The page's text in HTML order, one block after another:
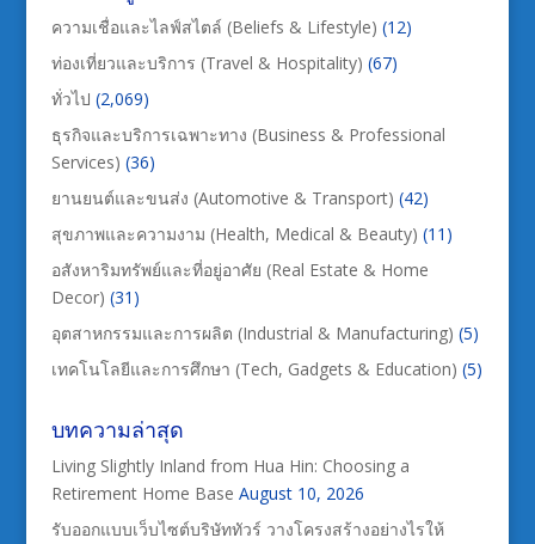
ความเชื่อและไลฟ์สไตล์ (Beliefs & Lifestyle) (12)
ท่องเที่ยวและบริการ (Travel & Hospitality) (67)
ทั่วไป (2,069)
ธุรกิจและบริการเฉพาะทาง (Business & Professional
Services) (36)
ยานยนต์และขนส่ง (Automotive & Transport) (42)
สุขภาพและความงาม (Health, Medical & Beauty) (11)
อสังหาริมทรัพย์และที่อยู่อาศัย (Real Estate & Home
Decor) (31)
อุตสาหกรรมและการผลิต (Industrial & Manufacturing) (5)
เทคโนโลยีและการศึกษา (Tech, Gadgets & Education) (5)
บทความล่าสุด
Living Slightly Inland from Hua Hin: Choosing a
Retirement Home Base August 10, 2026
รับออกแบบเว็บไซต์บริษัททัวร์ วางโครงสร้างอย่างไรให้